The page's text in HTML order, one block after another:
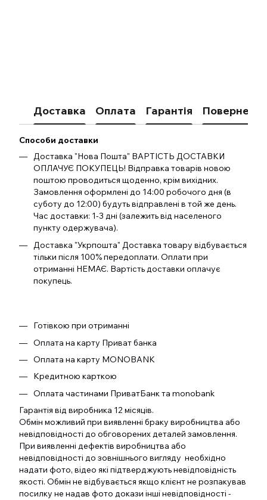
Доставка Оплата Гарантія
Способи доставки
Доставка "Нова Пошта" ВАРТІСТЬ ДОСТАВКИ
ОПЛАЧУЄ ПОКУПЕЦЬ! Відправка товарів новою
поштою проводиться щоденно, крім вихідних.
Замовлення оформлені до 14:00 робочого дня (в
суботу до 12:00) будуть відправлені в той же день.
Час доставки: 1-3 дні (залежить від населеного
пункту одержувача).
Доставка "Укрпошта" Доставка товару відбувається
тільки після 100% передоплати. Оплати при
отриманні НЕМАЄ. Вартість доставки оплачує
покупець.
Готівкою при отриманні
Оплата на карту Приват банка
Оплата на карту MONOBANK
Кредитною карткою
Оплата частинами ПриватБанк та monobank
Гарантія від виробника 12 місяців.
Обмін можливий при виявленні браку виробництва або
невідповідності до обговорених деталей замовлення.
При виявленні дефектів виробництва або
невідповідності до зовнішнього вигляду необхідно
надати фото, відео які підтверджують невідповідність
якості. Обмін не відбувається якщо клієнт не розпакував
посилку не надав фото докази інші невідповідності -